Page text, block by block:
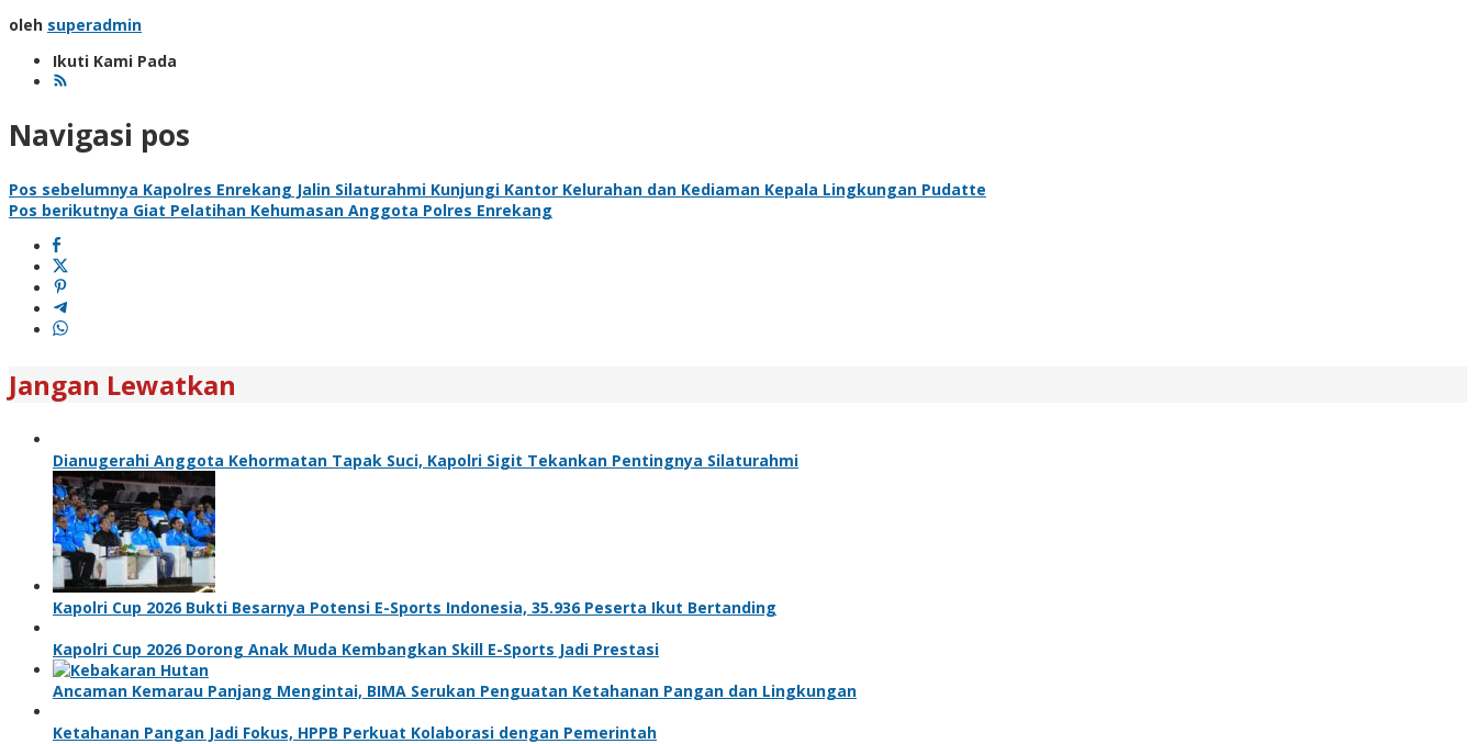
oleh superadmin
Ikuti Kami Pada
Navigasi pos
Pos sebelumnya Kapolres Enrekang Jalin Silaturahmi Kunjungi Kantor Kelurahan dan Kediaman Kepala Lingkungan Pudatte
Pos berikutnya Giat Pelatihan Kehumasan Anggota Polres Enrekang
Jangan Lewatkan
Dianugerahi Anggota Kehormatan Tapak Suci, Kapolri Sigit Tekankan Pentingnya Silaturahmi
Kapolri Cup 2026 Bukti Besarnya Potensi E-Sports Indonesia, 35.936 Peserta Ikut Bertanding
Kapolri Cup 2026 Dorong Anak Muda Kembangkan Skill E-Sports Jadi Prestasi
Ancaman Kemarau Panjang Mengintai, BIMA Serukan Penguatan Ketahanan Pangan dan Lingkungan
Ketahanan Pangan Jadi Fokus, HPPB Perkuat Kolaborasi dengan Pemerintah